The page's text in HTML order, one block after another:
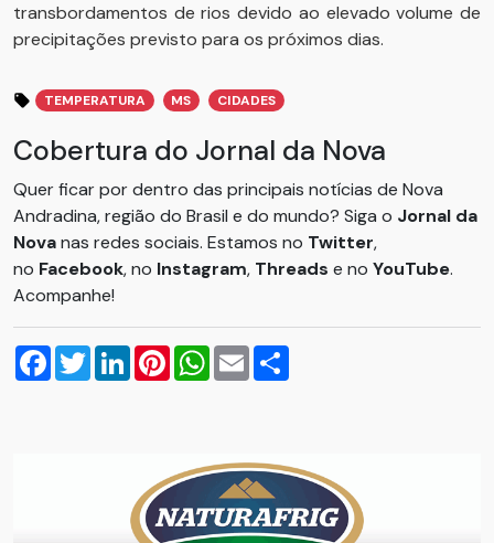
transbordamentos de rios devido ao elevado volume de
precipitações previsto para os próximos dias.
TEMPERATURA MS CIDADES
Cobertura do Jornal da Nova
Quer ficar por dentro das principais notícias de Nova
Andradina, região do Brasil e do mundo? Siga o Jornal da
Novanas redes sociais. Estamos no Twitter,
no Facebook, no Instagram, Threads e no YouTube.
Acompanhe!
Facebook
TwitterLinkedInPinterestWhatsApp
Email